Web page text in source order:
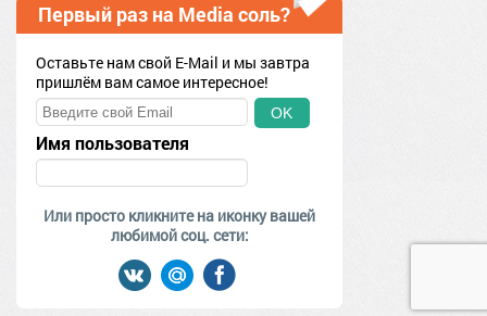
Первый раз на Media соль?
Оставьте нам свой E-Mail и мы завтра
пришлём вам самое интересное!
OK
Имя пользователя
Или просто кликните на иконку вашей
любимой соц. сети: